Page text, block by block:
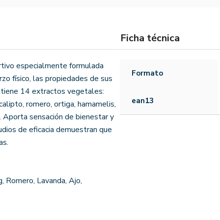
especialmente formulada
físico, las propiedades de sus
14 extractos vegetales:
romero, ortiga, hamamelis,
Aporta sensación de bienestar y
de eficacia demuestran que
Romero, Lavanda, Ajo,
Ficha técnica
Formato
ean13